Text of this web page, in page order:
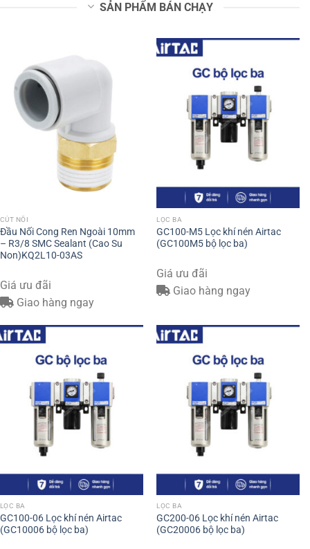
SẢN PHẨM BÁN CHẠY
CÚT NỐI
Đầu Nối Cong Ren Ngoài 10mm
– R3/8 SMC Sealant (Cao Su
Non)KQ2L10-03AS
Giá ưu đãi
Giao hàng ngay
LỌC BA
GC100-M5 Lọc khí nén Airtac
(GC100M5 bộ lọc ba)
Giá ưu đãi
Giao hàng ngay
LỌC BA
GC100-06 Lọc khí nén Airtac
(GC10006 bộ lọc ba)
LỌC BA
GC200-06 Lọc khí nén Airtac
(GC20006 bộ lọc ba)